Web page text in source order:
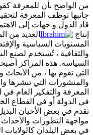
من الواضح بأن للمعرفة
جانبها توظف المعرفة
قاد الدول و جهات إلى
إنتاج
العديد من
المستويات السياسية
والثقافية ، تُستخدم لصنع
السياسة. هذه المراكز
التي تقوم بها ، من
والمنشورات التي تنشرها
المعرفة والتفكير العام
في الدولة أو في القطاع
تقدم في بعض الأحيان
مواجهة التطورات
في بعض البلدان كالولایات